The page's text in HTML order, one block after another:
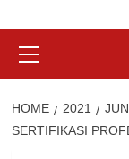
Menu
HOME 2021
SERTIFIKASI